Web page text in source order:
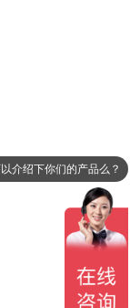
介绍下你们的产品么？